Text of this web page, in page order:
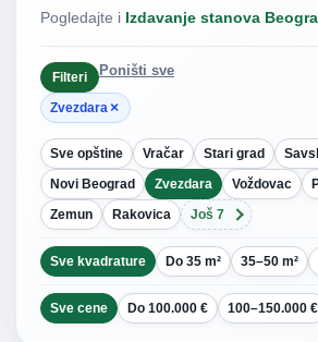
Pogledajte i Izdavanje stanova
Filteri
Zvezdara×
Poništi sve
Sve opštine Vračar Stari grad
Novi Beograd
Zvezdara Voždovac
Zemun
Rakovica Još 7
Sve kvadrature Do 35 m² 35–50 m²
Sve cene Do 100.000 € 100–150.000 €